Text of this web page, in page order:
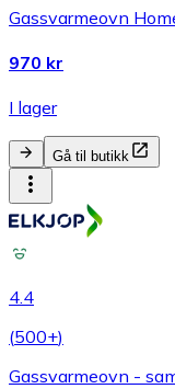
Gassvarmeovn
970 kr
I lager
Gå til butikk
4.4
(500+)
Gassvarmeovn -